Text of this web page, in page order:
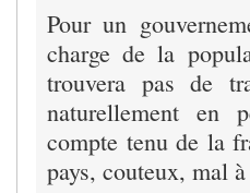
Pour un
charge de la
trouvera pas de
naturellement en
compte tenu de la
pays, couteux, mal